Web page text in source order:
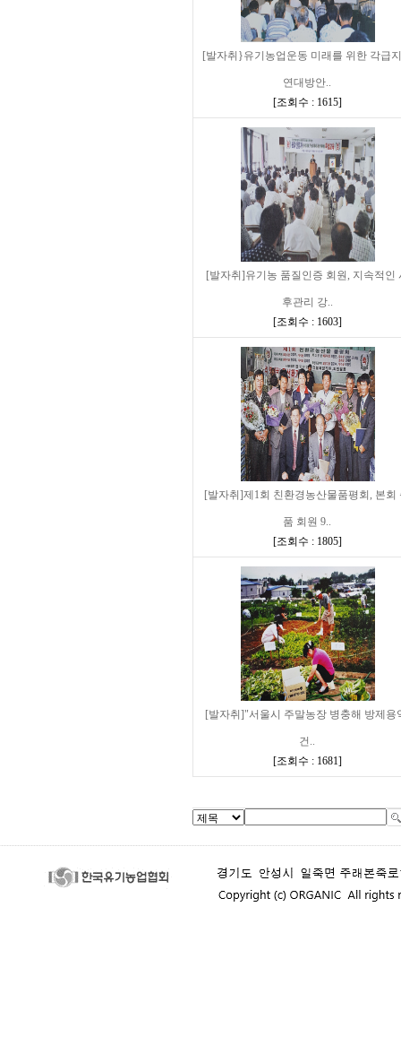
[발자취}유기농업운동 미래를 위한 각급
연대방안..
[조회수 : 1615]
[발자취]유기농 품질인증 회원, 지속적인
후관리 강..
[조회수 : 1603]
[발자취]제1회 친환경농산물품평회, 본회
품 회원 9..
[조회수 : 1805]
[발자취]"서울시 주말농장 병충해 방제용
건..
[조회수 : 1681]